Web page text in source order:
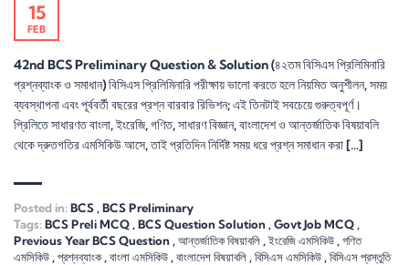
15
FEB
42nd BCS Preliminary Question & Solution (৪২তম বিসিএস প্রিলিমিনারি
প্রশ্নব্যাংক ও সমাধান) বিসিএস প্রিলিমিনারি পরীক্ষায় ভালো করতে হলে নিয়মিত অনুশীলন, সময়
ব্যবস্থাপনা এবং পূর্ববর্তী বছরের প্রশ্ন বারবার রিভিশন; এই তিনটাই সবচেয়ে গুরুত্বপূর্ণ।
প্রিলিতে সাধারণত বাংলা, ইংরেজি, গণিত, সাধারণ বিজ্ঞান, বাংলাদেশ ও আন্তর্জাতিক বিষয়াবলি
থেকে দ্রুতগতির এমসিকিউ আসে, তাই প্রতিদিন নির্দিষ্ট সময় ধরে প্রশ্ন সমাধান করা […]
Posted in:BCS , BCS Preliminary
Tags:BCS Preli MCQ , BCS Question Solution , Govt Job MCQ ,
Previous Year BCS Question , আন্তর্জাতিক বিষয়াবলি , ইংরেজি এমসিকিউ , গণিত
এমসিকিউ , প্রশ্নব্যাংক, বাংলা এমসিকিউ , বাংলাদেশ বিষয়াবলি , বিসিএস এমসিকিউ , বিসিএস প্রস্তুতি